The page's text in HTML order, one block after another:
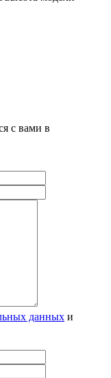
с вами в
данных и